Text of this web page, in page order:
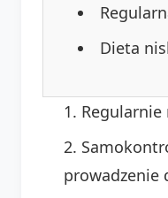
Dieta
prowadzenie